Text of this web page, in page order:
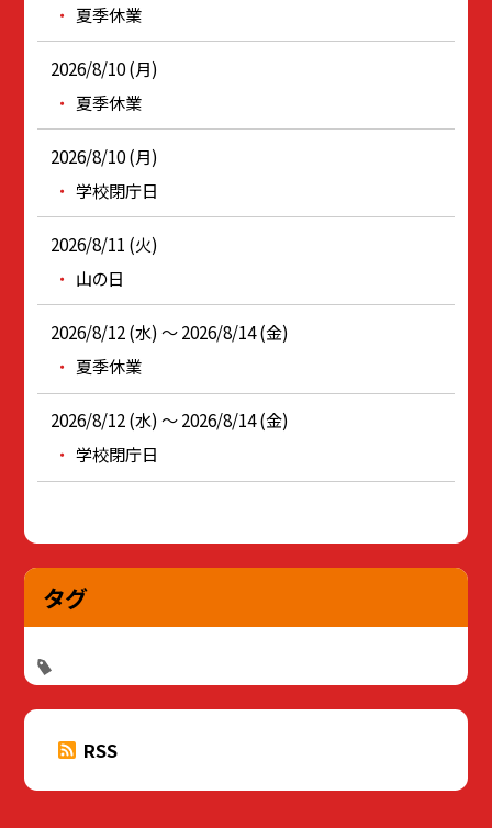
夏季休業
2026/8/10 (月)
夏季休業
2026/8/10 (月)
学校閉庁日
2026/8/11 (火)
山の日
2026/8/12 (水) ～ 2026/8/14 (金)
夏季休業
2026/8/12 (水) ～ 2026/8/14 (金)
学校閉庁日
タグ
RSS